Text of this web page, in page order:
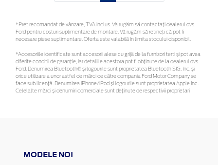
*Preţ recomandat de vânzare, TVA inclus. Vă rugăm să contactaţi dealerul dvs.
Ford pentru costuri suplimentare de montare. Vă rugăm să rețineți că pot fi
necesare piese suplimentare. Oferta este valabilă în limita stocului disponibil.
*Accesoriile identificate sunt accesorii alese cu grijă de la furnizori terți și pot avea
diferite condiții de garanție, iar detaliile acestora pot fi obținute de la dealerul dvs.
Ford. Denumirea Bluetooth® și logourile sunt proprietatea Bluetooth SIG, Inc. și
orice utilizare a unor astfel de mărci de către compania Ford Motor Company se
face sub licență. Denumirea iPhone/iPod și logourile sunt proprietatea Apple Inc.
Celelalte mărci și denumiri comerciale sunt deținute de respectivii proprietari
MODELE NOI